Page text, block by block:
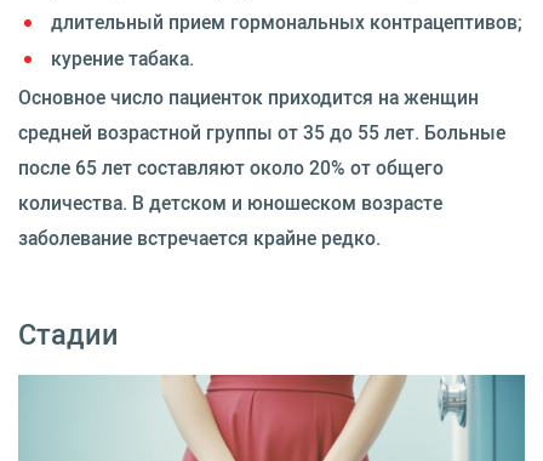
длительный прием гормональных контрацептивов;
курение табака.
Основное число пациенток приходится на женщин
средней возрастной группы от 35 до 55 лет. Больные
после 65 лет составляют около 20% от общего
количества. В детском и юношеском возрасте
заболевание встречается крайне редко.
Стадии